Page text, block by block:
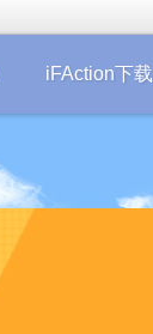
iFAction下载